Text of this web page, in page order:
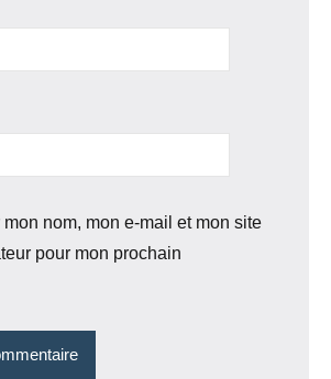
mon nom, mon e-mail et mon site
pour mon prochain